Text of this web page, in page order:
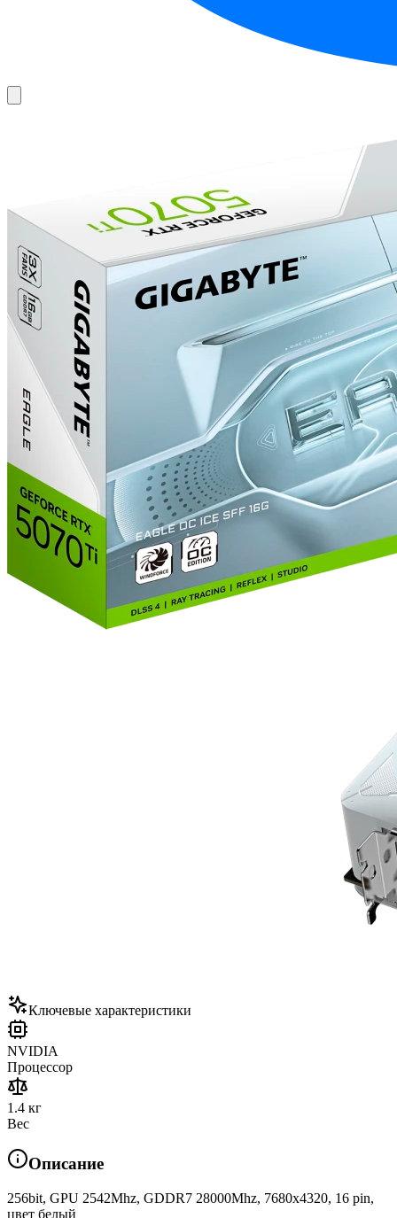
Ключевые характеристики
NVIDIA
Процессор
1.4 кг
Вес
Описание
256bit, GPU 2542Mhz, GDDR7 28000Mhz, 7680x4320, 16 pin,
цвет белый